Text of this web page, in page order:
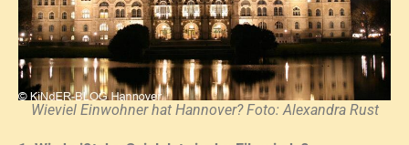
Wieviel Einwohner hat Hannover? Foto: Alexandra Rust